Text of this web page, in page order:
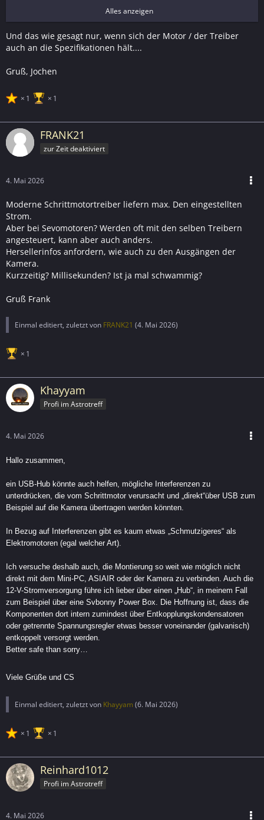
Beim Anlaufen, Richtungswechsel oder hoher
mechanischer Last (z. B. schwerer Fokus mit 5 kg
Auszug)
Wenn der Motor nahe am maximalen Drehmoment
(1.2 Nm) betrieben wird
Bei ungünstiger Mechanik (Reibung, Verkippung, kalte
kurzzeitig >500 mA erreichen
aber meist nur Millisekunden bis Sekunden dauern
Reset/Disconnect
Besser:
aktiver USB-Hub mit eigener Stromversorgung
oder USB-Port mit mehr Reserve (USB 3.x / powered
hub)
Alles anzeigen
Und das wie gesagt nur, wenn sich der Motor / der Treiber
auch an die Spezifikationen hält....
Gruß, Jochen
1 1
FRANK21
zur Zeit deaktiviert
4. Mai 2026
Moderne Schrittmotortreiber liefern max. Den eingestellten
Strom.
Aber bei Sevomotoren? Werden oft mit den selben Treibern
angesteuert, kann aber auch anders.
Hersellerinfos anfordern, wie auch zu den Ausgängen der
Kamera.
Kurzzeitig? Millisekunden? Ist ja mal schwammig?
Gruß Frank
Einmal editiert, zuletzt von FRANK21 (4. Mai 2026)
1
Khayyam
Profi im Astrotreff
4. Mai 2026
Hallo zusammen,
ein USB-Hub könnte auch helfen, mögliche Interferenzen zu
unterdrücken, die vom Schrittmotor verursacht und „direkt“über USB zum
Beispiel auf die Kamera übertragen werden könnten.
In Bezug auf Interferenzen gibt es kaum etwas „Schmutzigeres“ als
Elektromotoren (egal welcher Art).
Ich versuche deshalb auch, die Montierung so weit wie möglich nicht
direkt mit dem Mini-PC, ASIAIR oder der Kamera zu verbinden. Auch die
12-V-Stromversorgung führe ich lieber über einen „Hub“, in meinem Fall
zum Beispiel über eine Svbonny Power Box. Die Hoffnung ist, dass die
Komponenten dort intern zumindest über Entkopplungskondensatoren
oder getrennte Spannungsregler etwas besser voneinander (galvanisch)
entkoppelt versorgt werden.
Better safe than sorry…
Viele Grüße und CS
Einmal editiert, zuletzt von Khayyam (6. Mai 2026)
1 1
Reinhard1012
Profi im Astrotreff
4. Mai 2026